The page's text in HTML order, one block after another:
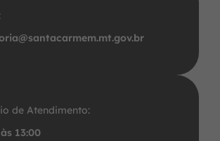
de Atendimento:
13:00